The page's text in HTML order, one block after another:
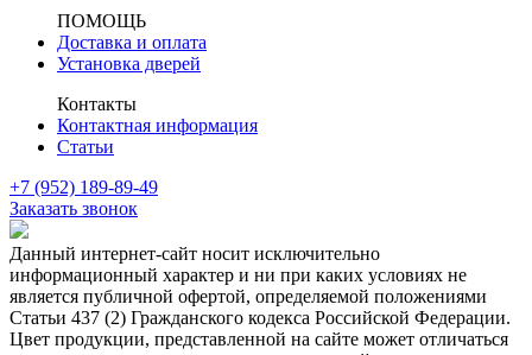
ПОМОЩЬ
Доставка и оплата
Установка дверей
Контакты
Контактная информация
Статьи
+7 (952) 189-89-49
Заказать звонок
Данный интернет-сайт носит исключительно
информационный характер и ни при каких условиях не
является публичной офертой, определяемой положениями
Статьи 437 (2) Гражданского кодекса Российской Федерации.
Цвет продукции, представленной на сайте может отличаться